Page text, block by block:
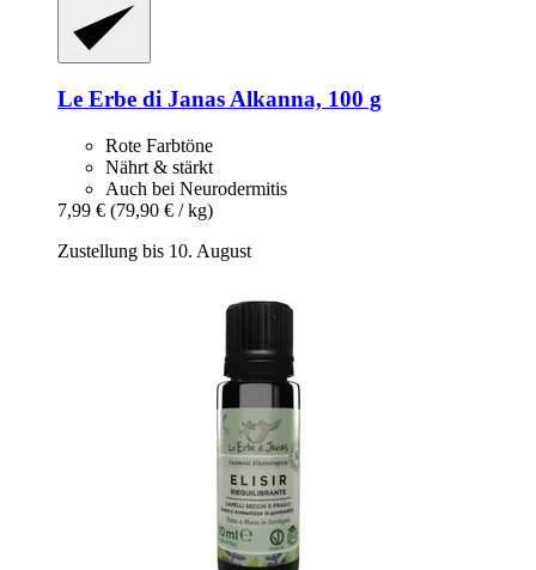
Le Erbe di Janas Alkanna, 100 g
Rote Farbtöne
Nährt & stärkt
Auch bei Neurodermitis
7,99 € (79,90 € / kg)
Zustellung bis 10. August